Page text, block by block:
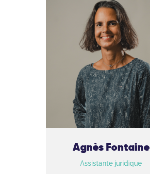
Agnès Fontaine
Assistante juridique